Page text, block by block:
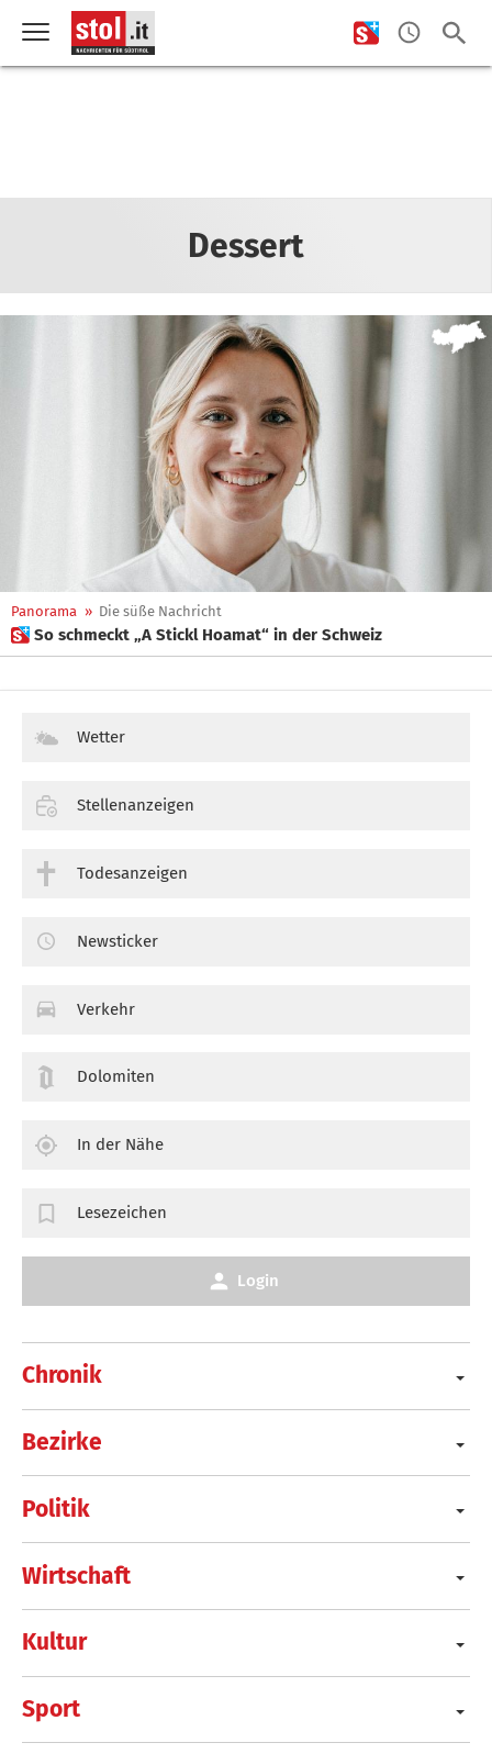
Dessert
Panorama » Die süße Nachricht
 So schmeckt „A Stickl Hoamat“ in der Schweiz
Chronik
Bezirke
Politik
Wirtschaft
Kultur
Sport
Wetter
Stellenanzeigen
Todesanzeigen
Newsticker
Verkehr
Dolomiten
In der Nähe
Lesezeichen
Login